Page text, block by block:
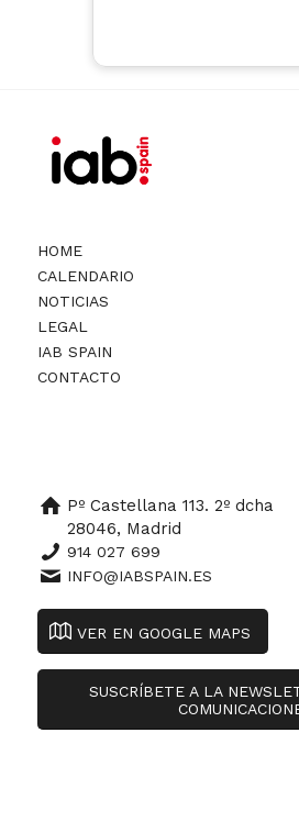
HOME
CALENDARIO
NOTICIAS
LEGAL
IAB SPAIN
CONTACTO
Pº Castellana 113. 2º dcha
28046, Madrid
914 027 699
INFO@IABSPAIN.ES
VER EN GOOGLE MAPS
SUSCRÍBETE A LA